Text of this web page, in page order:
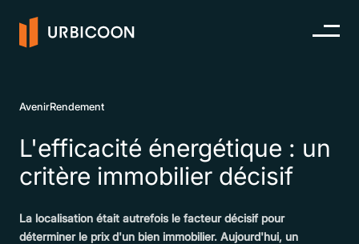
AvenirRendement
L'efficacité énergétique : un
critère immobilier décisif
La localisation était autrefois le facteur décisif pour
déterminer le prix d'un bien immobilier. Aujourd'hui, un